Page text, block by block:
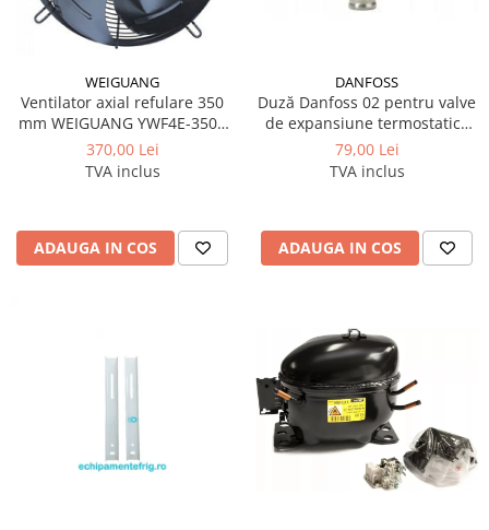
WEIGUANG
Ventilator axial refulare 350
mm WEIGUANG YWF4E-350B
230V monofazic
370,00 Lei
TVA inclus
ADAUGA IN COS
DANFOSS
Duză Danfoss 02 pentru valve
de expansiune termostatice
T2 / TE2, cod 068-2015
79,00 Lei
TVA inclus
ADAUGA IN COS